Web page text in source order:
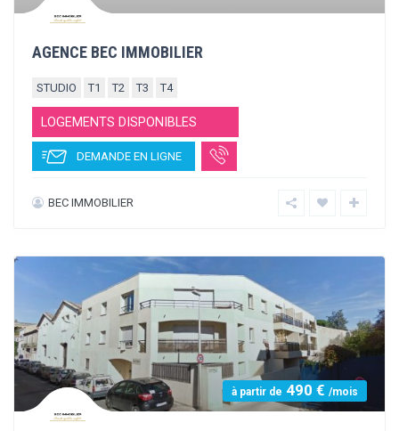
STUDEA MONTPELLIER HÔTEL DE VILLE
STUDIO T1
DEMANDE EN LIGNE
NEXITY STUDEA
à partir de465 €/mois
RESIDENCE VALROSE